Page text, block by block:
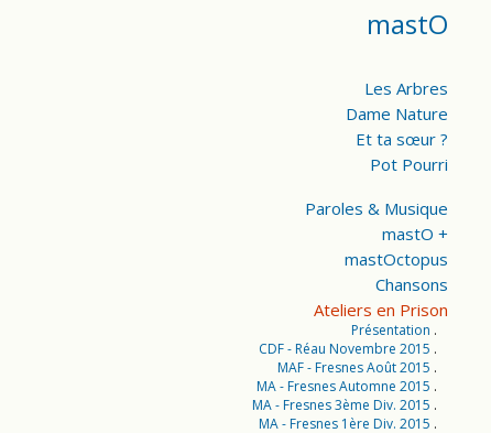
mastO
Les Arbres
Dame Nature
Et ta sœur ?
Pot Pourri
Paroles & Musique
mastO +
mastOctopus
Chansons
Ateliers en Prison
Présentation
CDF - Réau Novembre 2015
MAF - Fresnes Août 2015
MA - Fresnes Automne 2015
MA - Fresnes 3ème Div. 2015
MA - Fresnes 1ère Div. 2015